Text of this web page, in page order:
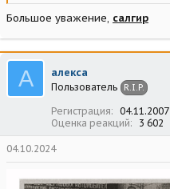
Большое уважение, салгир
А алекса
Пользователь R.I.P.
Регистрация 04.11.2007
Оценка реакций
3 602
04.10.2024